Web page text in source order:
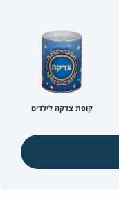
קופת צדקה לילדים